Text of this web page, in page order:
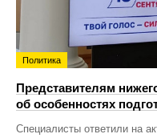
Политика
Представителям
об особенностях
Специалисты ответили на